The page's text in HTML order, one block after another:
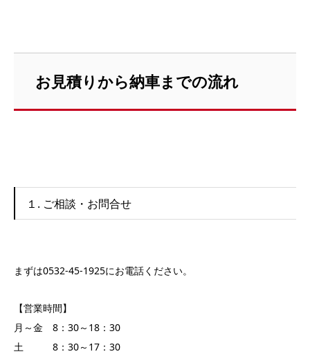
お見積りから納車までの流れ
１. ご相談・お問合せ
まずは0532-45-1925にお電話ください。
【営業時間】
月～金 8：30～18：30
土 8：30～17：30